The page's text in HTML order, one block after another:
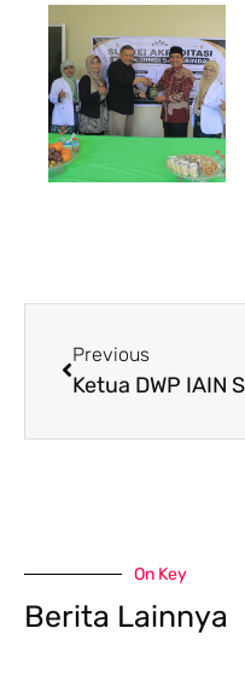
Previous
On Key
Berita Lainnya